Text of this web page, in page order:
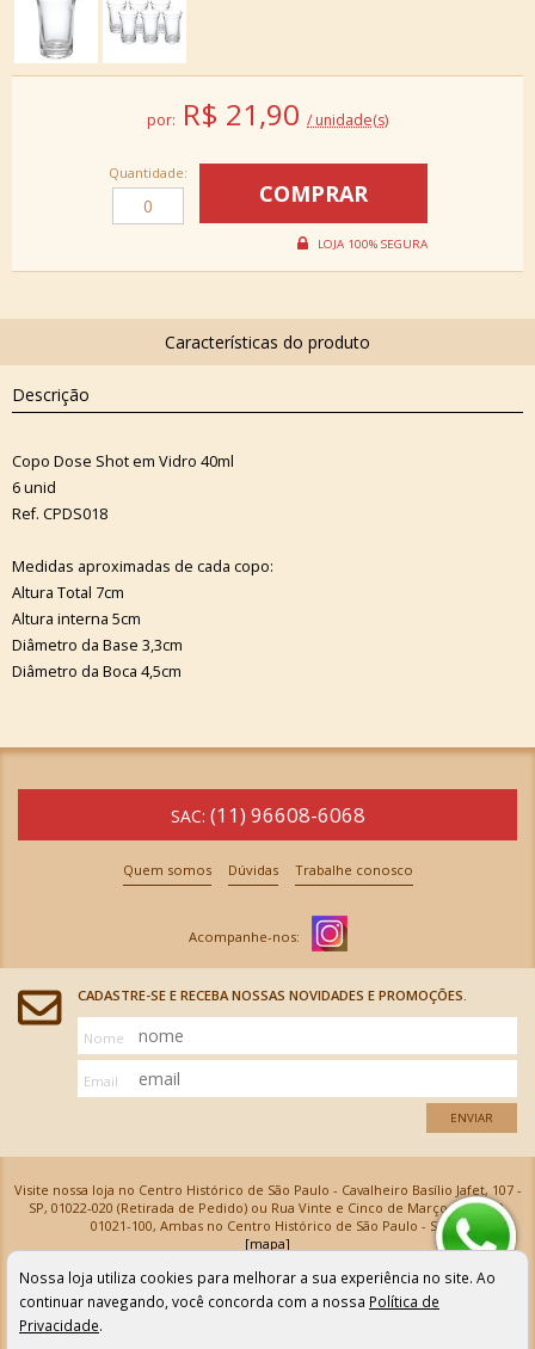
por: R$ 21,90 / unidade(s)
Quantidade:
Descrição
Copo Dose Shot em Vidro 40ml
6 unid
Ref. CPDS018
Medidas aproximadas de cada copo:
Altura Total 7cm
Altura interna 5cm
Diâmetro da Base 3,3cm
Diâmetro da Boca 4,5cm
SAC: (11) 96608-6068
Quem somos Dúvidas Trabalhe conosco
CADASTRE-SE E RECEBA NOSSAS NOVIDADES E PROMOÇÕES.
Nome
Email
ENVIAR
Visite nossa loja no Centro Histórico de São Paulo - Cavalheiro Basílio Jafet, 107 -
SP, 01022-020 (Retirada de Pedido) ou Rua Vinte e Cinco de Março, 576 - SP,
01021-100, Ambas no Centro Histórico de São Paulo - SP
[mapa]
Armarinhos Santa Cecília Ltda | CNPJ: 61.069.639/0001-18
Os preços e as condições de pagamento apresentadas na loja virtual não valem para nossa loja física e
podem sofrer alterações sem aviso prévio. Vendas com cartão de crédito sujeitas a análise e
confirmação de dados.
Nossa loja utiliza cookies para melhorar a sua experiência no site. Ao
continuar navegando, você concorda com a nossa Política de
Privacidade.